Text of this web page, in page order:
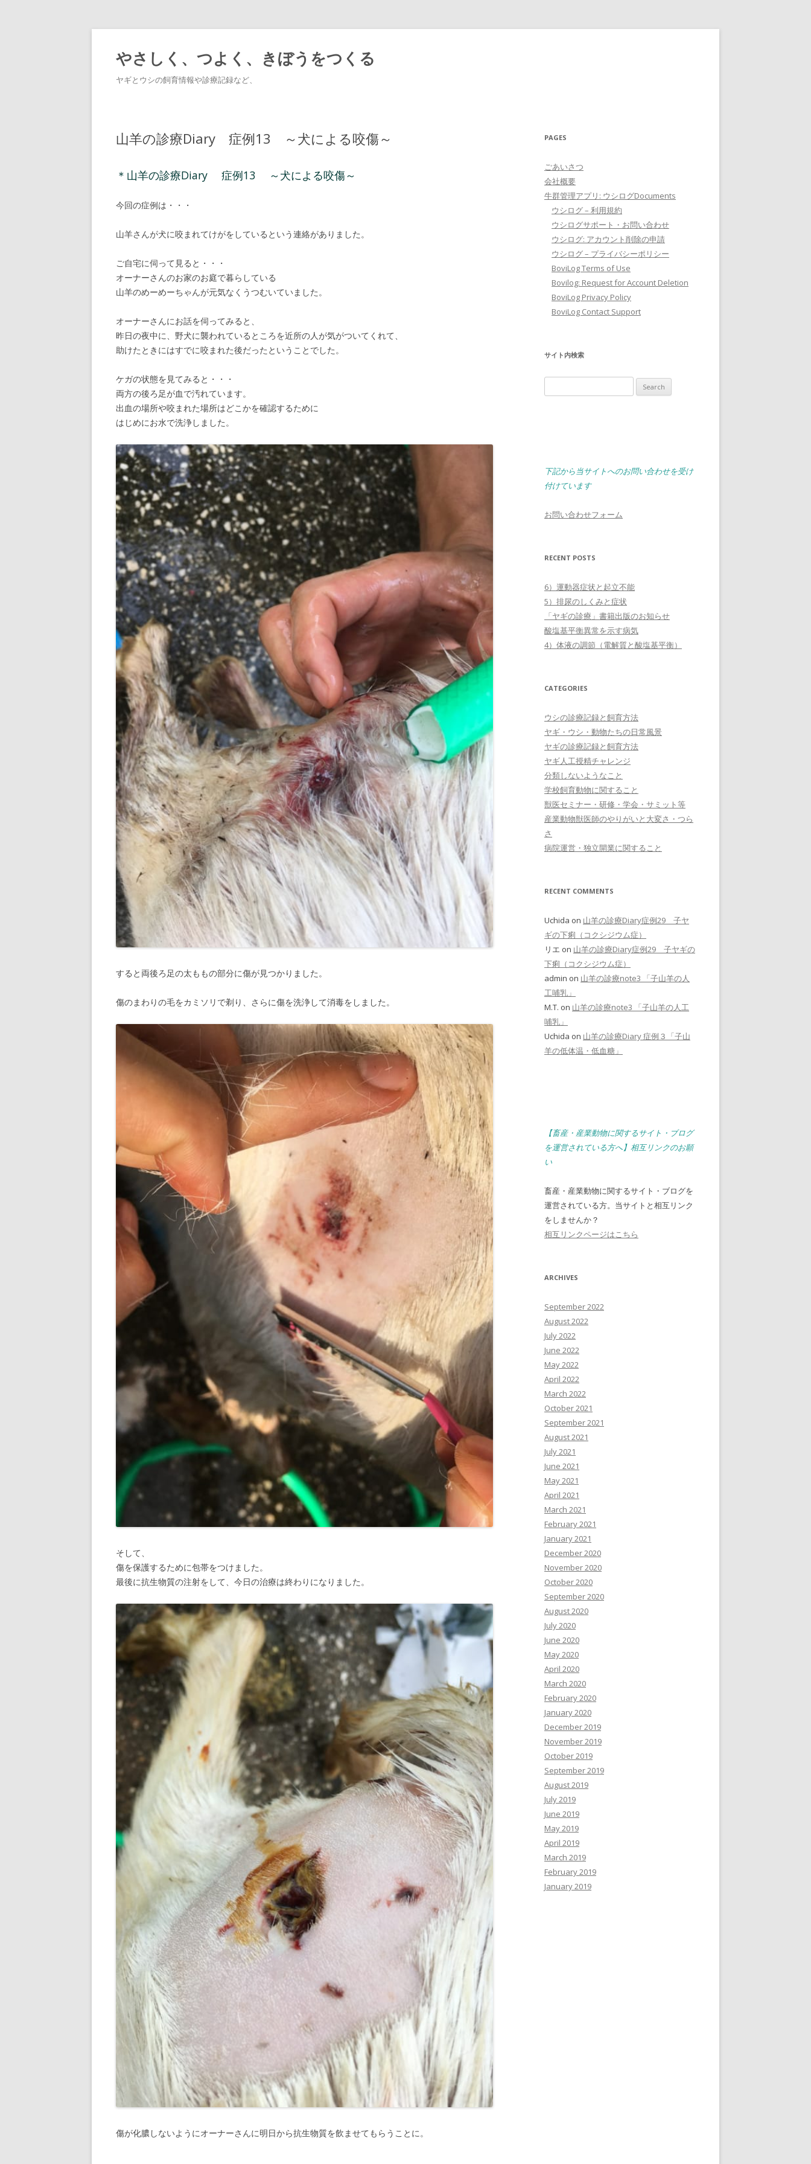
やさしく、つよく、きぼうをつくる
ヤギとウシの飼育情報や診療記録など、
山羊の診療Diary 症例13 ～犬による咬傷～
＊山羊の診療Diary 症例13 ～犬による咬傷～
今回の症例は・・・
山羊さんが犬に咬まれてけがをしているという連絡がありました。
ご自宅に伺って見ると・・・
オーナーさんのお家のお庭で暮らしている
山羊のめーめーちゃんが元気なくうつむいていました。
オーナーさんにお話を伺ってみると、
昨日の夜中に、野犬に襲われているところを近所の人が気がついてくれて、
助けたときにはすでに咬まれた後だったということでした。
ケガの状態を見てみると・・・
両方の後ろ足が血で汚れています。
出血の場所や咬まれた場所はどこかを確認するために
はじめにお水で洗浄しました。
すると両後ろ足の太ももの部分に傷が見つかりました。
傷のまわりの毛をカミソリで剃り、さらに傷を洗浄して消毒をしました。
そして、
傷を保護するために包帯をつけました。
最後に抗生物質の注射をして、今日の治療は終わりになりました。
傷が化膿しないようにオーナーさんに明日から抗生物質を飲ませてもらうことに。
PAGES
ごあいさつ
会社概要
牛群管理アプリ: ウシログDocuments
ウシログ – 利用規約
ウシログサポート・お問い合わせ
ウシログ: アカウント削除の申請
ウシログ – プライバシーポリシー
BoviLog Terms of Use
Bovilog: Request for Account Deletion
BoviLog Privacy Policy
BoviLog Contact Support
サイト内検索
for:
下記から当サイトへのお問い合わせを受け
付けています
お問い合わせフォーム
RECENT POSTS
6）運動器症状と起立不能
5）排尿のしくみと症状
「ヤギの診療」書籍出版のお知らせ
酸塩基平衡異常を示す病気
4）体液の調節（電解質と酸塩基平衡）
CATEGORIES
ウシの診療記録と飼育方法
ヤギ・ウシ・動物たちの日常風景
ヤギの診療記録と飼育方法
ヤギ人工授精チャレンジ
分類しないようなこと
学校飼育動物に関すること
獣医セミナー・研修・学会・サミット等
産業動物獣医師のやりがいと大変さ・つら
さ
病院運営・独立開業に関すること
RECENT COMMENTS
Uchida on 山羊の診療Diary症例29 子ヤ
ギの下痢（コクシジウム症）
リエ on 山羊の診療Diary症例29 子ヤギの
下痢（コクシジウム症）
admin on 山羊の診療note3 「子山羊の人
工哺乳」
M.T. on 山羊の診療note3 「子山羊の人工
哺乳」
Uchida on 山羊の診療Diary 症例３「子山
羊の低体温・低血糖」
【畜産・産業動物に関するサイト・ブログ
を運営されている方へ】相互リンクのお願
い
畜産・産業動物に関するサイト・ブログを
運営されている方。当サイトと相互リンク
をしませんか？
相互リンクページはこちら
ARCHIVES
September 2022
August 2022
July 2022
June 2022
May 2022
April 2022
March 2022
October 2021
September 2021
August 2021
July 2021
June 2021
May 2021
April 2021
March 2021
February 2021
January 2021
December 2020
November 2020
October 2020
September 2020
August 2020
July 2020
June 2020
May 2020
April 2020
March 2020
February 2020
January 2020
December 2019
November 2019
October 2019
September 2019
August 2019
July 2019
June 2019
May 2019
April 2019
March 2019
February 2019
January 2019